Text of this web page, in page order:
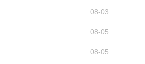
08-03
08-05
08-05